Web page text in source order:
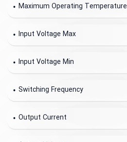
Maximum Operating Temperature
Input Voltage Max
Input Voltage Min
Switching Frequency
Output Current